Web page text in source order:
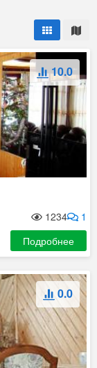
10.0
1
1234
Подробнее
0.0